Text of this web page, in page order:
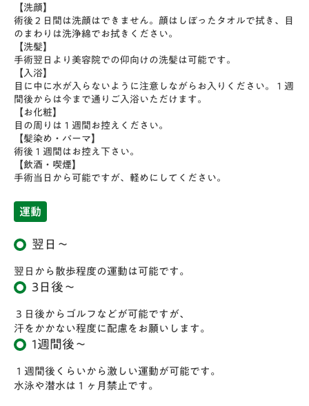
内にできるように手術日を増やしたりして
対応しています。眼鏡とお薬手帳をお持ち
の方はご持参ください。
手術の説明
手術についての説明をしたり、手術前の点
眼薬を処方します。可能な限りご家族とご
一緒にいらして下さい。※30分くらいかか
01
ご来院
受付時に手術承諾書の提出をお願いします。
手術室に入る前に、散瞳剤などの点眼、血圧測定、診察を
行います。
手術前にトイレを済ませてください。
翌日
手術翌朝は8:30から9:00の間に眼帯をしたままご来
院ください。手術翌日から眼帯装用も不要になりま
す。手術翌日から目薬を処方しますので、正しくさし
てください。術後の目薬は少しずつ減らしていきます
が３ヶ月ほど必要ですので、指示通り点眼してくださ
い。
翌々日
【洗顔】
術後２日間は洗顔はできません。顔はしぼったタオルで拭き、目
のまわりは洗浄綿でお拭きください。
【洗髪】
手術翌日より美容院での仰向けの洗髪は可能です。
【入浴】
目に中に水が入らないように注意しながらお入りください。１週
間後からは今まで通りご入浴いただけます。
【お化粧】
目の周りは１週間お控えください。
【髪染め・パーマ】
術後１週間はお控え下さい。
【飲酒・喫煙】
手術当日から可能ですが、軽めにしてください。
運動
翌日～
翌日から散歩程度の運動は可能です。
3日後～
３日後からゴルフなどが可能ですが、
汗をかかない程度に配慮をお願いします。
1週間後～
１週間後くらいから激しい運動が可能です。
水泳や潜水は１ヶ月禁止です。